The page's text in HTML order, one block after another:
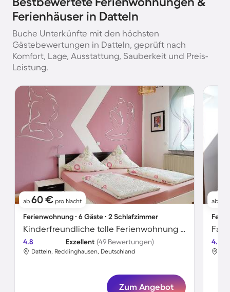
Ferienhäuser in Datteln
Buche Unterkünfte mit den höchsten
Gästebewertungen in Datteln, geprüft nach
Komfort, Lage, Ausstattung, Sauberkeit und Preis-
Leistung.
ab 60 € pro Nacht
Ferienwohnung ∙ 6 Gäste ∙ 2 Schlafzimmer
Kinderfreundliche tolle Ferienwohnung mit Grill und Garten
4.8 Exzellent (49 Bewertungen)
Datteln, Recklinghausen, Deutschland
Zum Angebot
ab
4.7